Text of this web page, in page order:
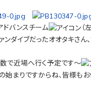
ドバンスチーム
（
ンダイブだったオオタキさん
で近場へ行く予定です～
始まりですからね、皆様も